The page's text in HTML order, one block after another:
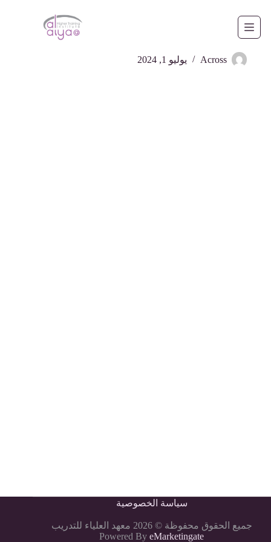
إلى
المحتوى
Across يوليو 1, 2024
سياسة الخصوصية
جميع الحقوق محفوظة © 2026 معهد العلياء للتدريب
Powered ByeMarketingate